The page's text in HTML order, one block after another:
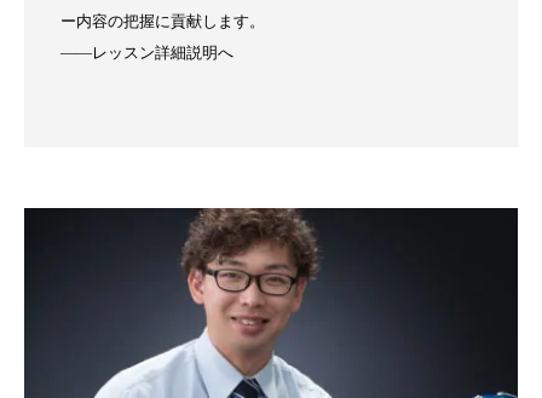
ー内容の把握に貢献します。
——レッスン詳細説明へ